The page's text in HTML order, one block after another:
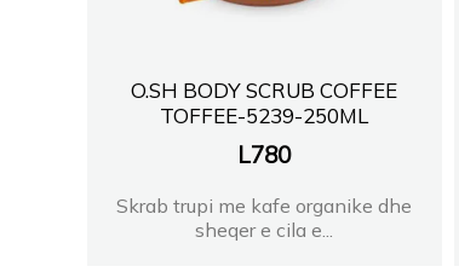
O.SH BODY SCRUB COFFEE
TOFFEE-5239-250ML
L780
Skrab trupi me kafe organike dhe
sheqer e cila e...